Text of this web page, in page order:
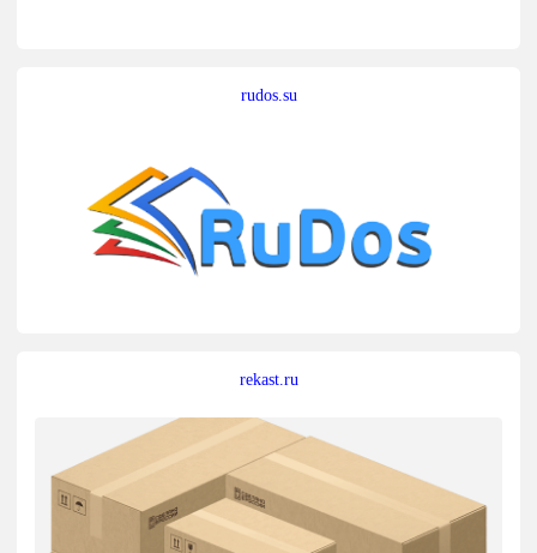
rudos.su
rekast.ru